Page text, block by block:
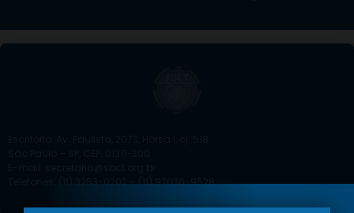
Telefones: (11) 3253-0202 – (11) 97036-9528